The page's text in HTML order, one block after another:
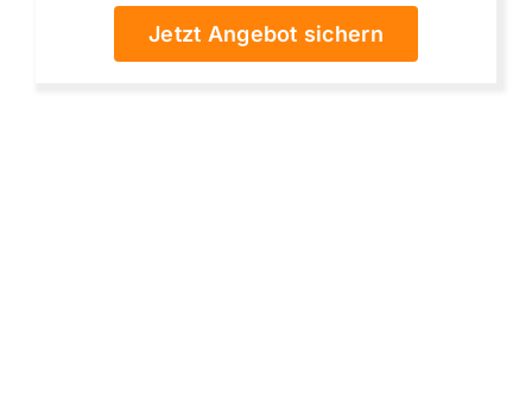
Jetzt Angebot sichern